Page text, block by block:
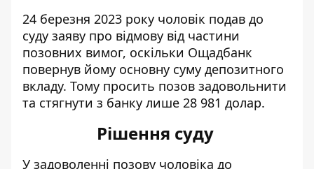
24 березня 2023 року чоловік подав до
суду заяву про відмову від частини
позовних вимог, оскільки Ощадбанк
повернув йому основну суму депозитного
вкладу. Тому просить позов задовольнити
та стягнути з банку лише 28 981 долар.
Рішення суду
У задоволенні позову чоловіка до